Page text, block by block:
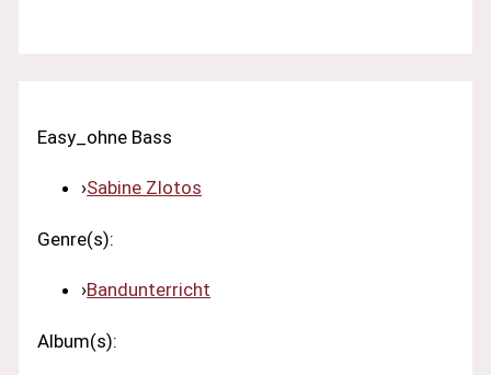
Easy_ohne Bass
›Sabine Zlotos
Genre(s):
›Bandunterricht
Album(s):